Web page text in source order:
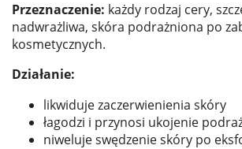
Przeznaczenie: każdy rodzaj cery,
nadwrażliwa, skóra podrażniona po
kosmetycznych.
Działanie:
likwiduje zaczerwienienia skóry
łagodzi i przynosi ukojenie
niweluje swędzenie skóry po